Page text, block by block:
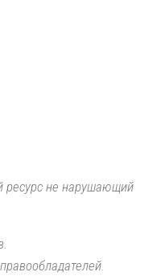
не нарушающий